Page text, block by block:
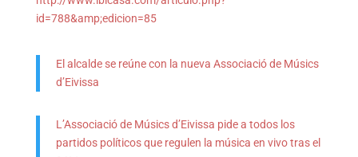
id=788&amp;edicion=85
El alcalde se reúne con la nueva Associació de Músics
d’Eivissa
L’Associació de Músics d’Eivissa pide a todos los
partidos políticos que regulen la música en vivo tras el